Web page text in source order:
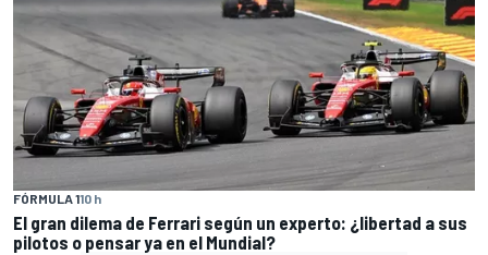
FÓRMULA 110 h
El gran dilema de Ferrari según un experto: ¿libertad a sus
pilotos o pensar ya en el Mundial?